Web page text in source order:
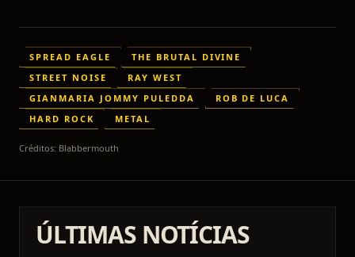
SPREAD EAGLE
THE BRUTAL DIVINE
STREET NOISE
RAY WEST
GIANMARIA JOMMY PULEDDA
ROB DE LUCA
HARD ROCK
METAL
Créditos: Blabbermouth
ÚLTIMAS NOTÍCIAS